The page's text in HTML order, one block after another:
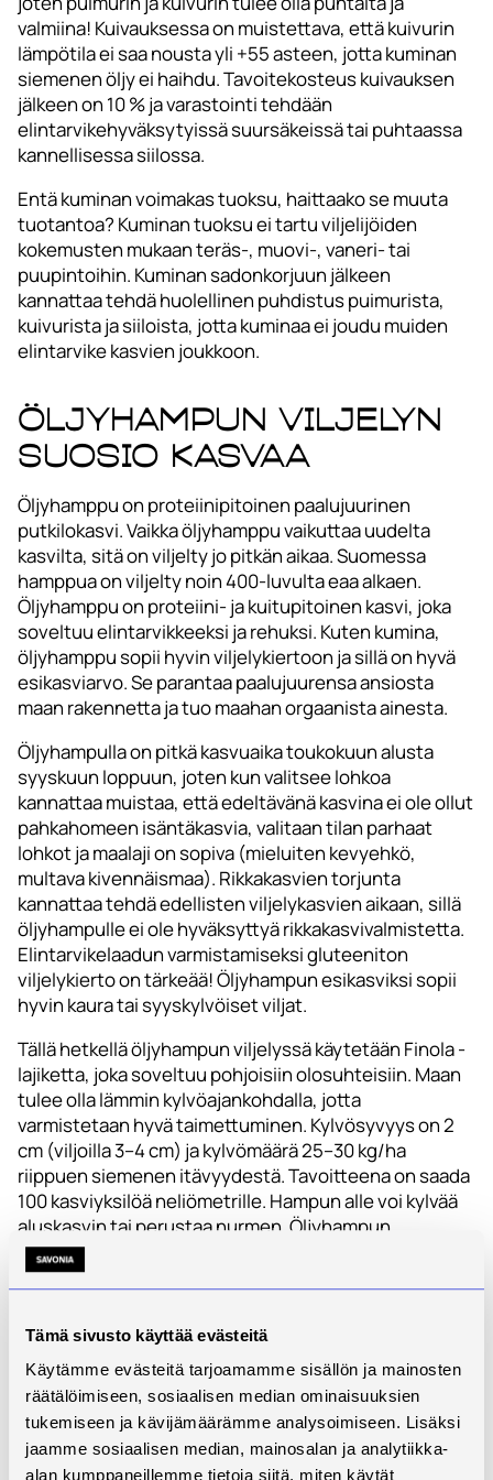
Tämä sivusto käyttää evästeitä
Käytämme evästeitä tarjoamamme sisällön ja mainosten
räätälöimiseen, sosiaalisen median ominaisuuksien
tukemiseen ja kävijämäärämme analysoimiseen. Lisäksi
jaamme sosiaalisen median, mainosalan ja analytiikka-
alan kumppaneillemme tietoja siitä, miten käytät
valmiina! Kuivauksessa on muistettava, että kuivurin
lämpötila ei saa nousta yli +55 asteen, jotta kuminan
siemenen öljy ei haihdu. Tavoitekosteus kuivauksen
jälkeen on 10 % ja varastointi tehdään
elintarvikehyväksytyissä suursäkeissä tai puhtaassa
kannellisessa siilossa.
Entä kuminan voimakas tuoksu, haittaako se muuta
tuotantoa? Kuminan tuoksu ei tartu viljelijöiden
kokemusten mukaan teräs-, muovi-, vaneri- tai
puupintoihin. Kuminan sadonkorjuun jälkeen
kannattaa tehdä huolellinen puhdistus puimurista,
kuivurista ja siiloista, jotta kuminaa ei joudu muiden
elintarvike kasvien joukkoon.
Öljyhampun viljelyn
suosio kasvaa
Öljyhamppu on proteiinipitoinen paalujuurinen
putkilokasvi. Vaikka öljyhamppu vaikuttaa uudelta
kasvilta, sitä on viljelty jo pitkän aikaa. Suomessa
hamppua on viljelty noin 400-luvulta eaa alkaen.
Öljyhamppu on proteiini- ja kuitupitoinen kasvi, joka
soveltuu elintarvikkeeksi ja rehuksi. Kuten kumina,
öljyhamppu sopii hyvin viljelykiertoon ja sillä on hyvä
esikasviarvo. Se parantaa paalujuurensa ansiosta
maan rakennetta ja tuo maahan orgaanista ainesta.
Öljyhampulla on pitkä kasvuaika toukokuun alusta
syyskuun loppuun, joten kun valitsee lohkoa
kannattaa muistaa, että edeltävänä kasvina ei ole ollut
pahkahomeen isäntäkasvia, valitaan tilan parhaat
lohkot ja maalaji on sopiva (mieluiten kevyehkö,
multava kivennäismaa). Rikkakasvien torjunta
kannattaa tehdä edellisten viljelykasvien aikaan, sillä
öljyhampulle ei ole hyväksyttyä rikkakasvivalmistetta.
Elintarvikelaadun varmistamiseksi gluteeniton
viljelykierto on tärkeää! Öljyhampun esikasviksi sopii
hyvin kaura tai syyskylvöiset viljat.
Tällä hetkellä öljyhampun viljelyssä käytetään Finola -
lajiketta, joka soveltuu pohjoisiin olosuhteisiin. Maan
tulee olla lämmin kylvöajankohdalla, jotta
varmistetaan hyvä taimettuminen. Kylvösyvyys on 2
cm (viljoilla 3–4 cm) ja kylvömäärä 25–30 kg/ha
riippuen siemenen itävyydestä. Tavoitteena on saada
100 kasviyksilöä neliömetrille. Hampun alle voi kylvää
aluskasvin tai perustaa nurmen. Öljyhampun
vakuustodistus on vietävä
maaseutuelinkeinoviranomaiselle tukihaun
onkin sadonkorjuu.
Valmistuessaan öljyhampun väri muuttuu vihreästä
ruskeaksi (tosin vihreän sävyä voi olla myös
puintihetkellä). Hampun tuleentuminen on
epätasaista, joten puintiajankohdan määrittäminen
voi olla haasteellista. Hemppojen (Linaria cannabian)